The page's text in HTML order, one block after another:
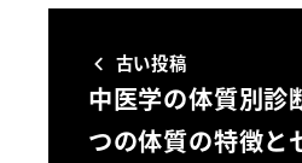
古い投稿
中医学の体質別
つの体質の特徴と